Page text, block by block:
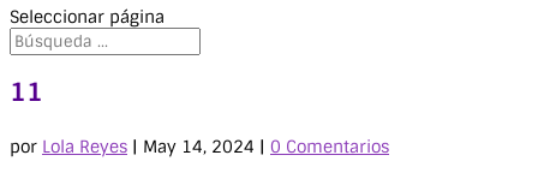
Seleccionar página
11
por Lola Reyes | May 14, 2024 | 0 Comentarios